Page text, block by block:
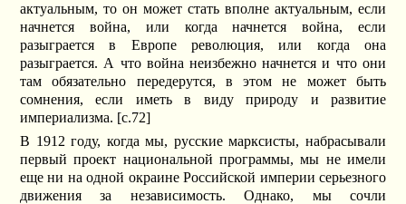
актуальным, то он может стать вполне актуальным, если
начнется война, или когда начнется война, если
разыграется в Европе революция, или когда она
разыграется. А что война неизбежно начнется и что они
там обязательно передерутся, в этом не может быть
сомнения, если иметь в виду природу и развитие
империализма. [c.72]
В 1912 году, когда мы, русские марксисты, набрасывали
первый проект национальной программы, мы не имели
еще ни на одной окраине Российской империи серьезного
движения за независимость. Однако, мы сочли